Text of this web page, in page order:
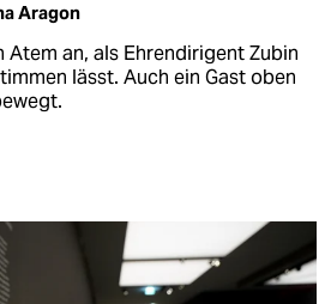
Aragon
Atem an, als Ehrendirigent Zubin
lässt. Auch ein Gast oben